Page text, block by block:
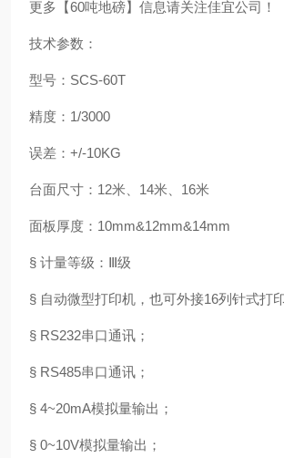
更多【60吨地磅】信息请关注佳宜公司！
技术参数：
型号：SCS-60T
精度：1/3000
误差：+/-10KG
台面尺寸：12米、14米、16米
面板厚度：10mm&12mm&14mm
§ 计量等级：Ⅲ级
§ 自动微型打印机，也可外接16列针式打
§ RS232串口通讯；
§ RS485串口通讯；
§ 4~20mA模拟量输出；
§ 0~10V模拟量输出；